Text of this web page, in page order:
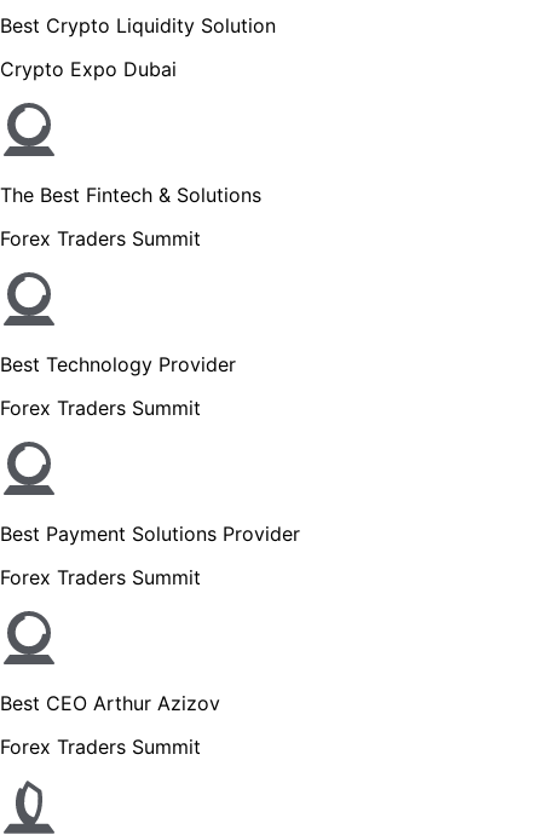
Best Crypto Liquidity Solution
Crypto Expo Dubai
The Best Fintech & Solutions
Forex Traders Summit
Best Technology Provider
Forex Traders Summit
Best Payment Solutions Provider
Forex Traders Summit
Best CEO Arthur Azizov
Forex Traders Summit